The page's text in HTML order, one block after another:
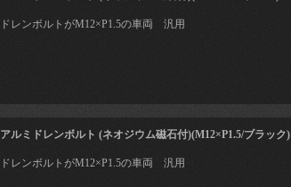
ドレンボルトがM12×P1.5の車両 汎用
アルミドレンボルト (ネオジウム磁石付)(M12×P1.5/ブラック)
ドレンボルトがM12×P1.5の車両 汎用